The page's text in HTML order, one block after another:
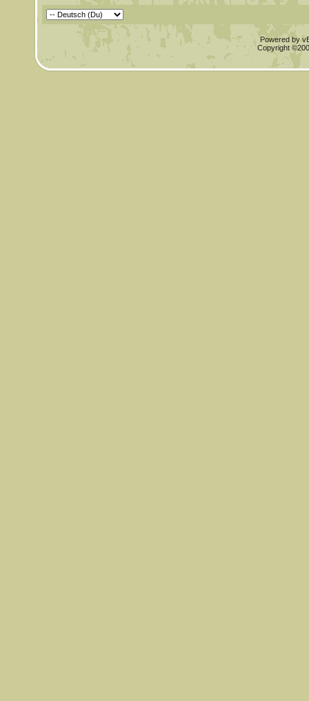
Powered by
Copyright